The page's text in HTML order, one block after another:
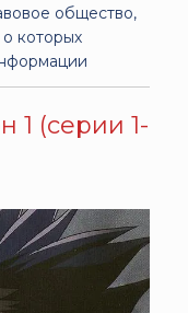
общество,
которых
1 (серии 1-